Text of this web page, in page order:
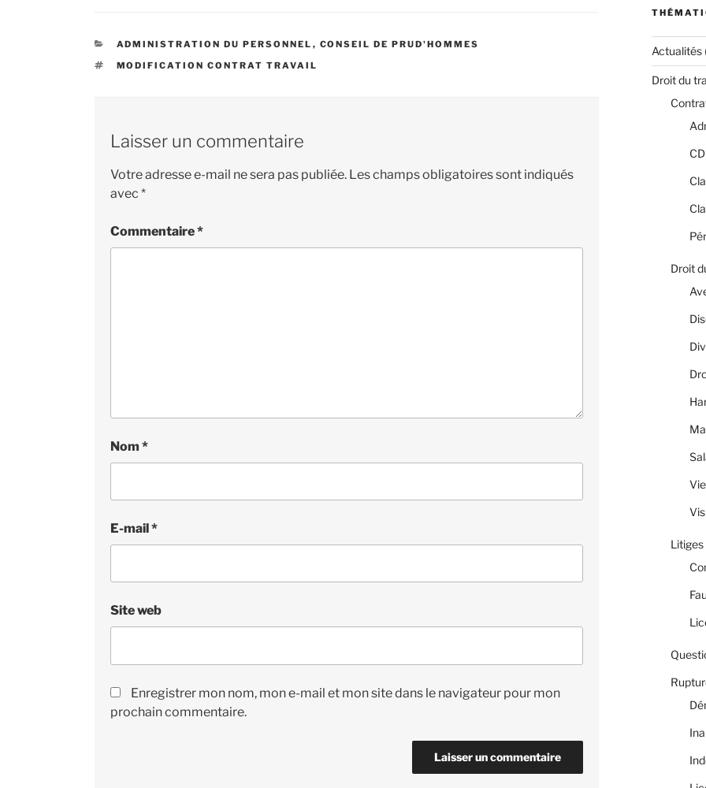
CATÉGORIES
ADMINISTRATION DU PERSONNEL , CONSEIL DE PRUD'HOMMES
ÉTIQUETTES
MODIFICATION CONTRAT TRAVAIL
Laisser un commentaire
Votre adresse e-mail ne sera pas publiée. Les champs obligatoires sont indiqués
avec *
Commentaire*
Nom *
E-mail*
Site web
Enregistrer mon nom, mon e-mail et mon site dans le navigateur pour mon
prochain commentaire.
Actualités
Droit du
Droit
Litiges